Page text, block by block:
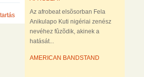
Az afrobeat elsõsorban Fela
Anikulapo Kuti nigériai zenész
nevéhez fûzõdik, akinek a
hatását...
AMERICAN BANDSTAND